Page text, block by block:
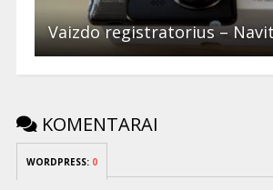
Vaizdo registratorius –
KOMENTARAI
WORDPRESS: 0